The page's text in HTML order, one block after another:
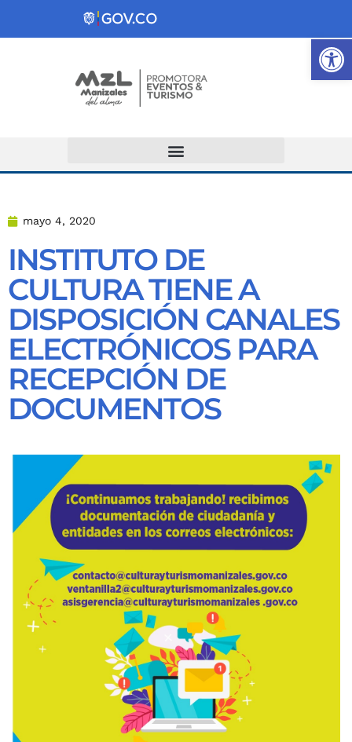
mayo 4, 2020
INSTITUTO DE
CULTURA TIENE A
DISPOSICIÓN CANALES
ELECTRÓNICOS PARA
RECEPCIÓN DE
DOCUMENTOS